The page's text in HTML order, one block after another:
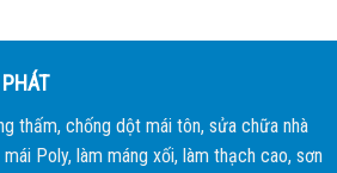
thấm, chống dột mái tôn, sửa chữa nhà
Poly, làm máng xối, làm thạch cao, sơn